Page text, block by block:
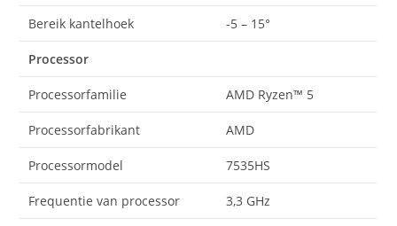
Bereik kantelhoek -5 – 15°
Processor
Processorfamilie AMD Ryzen™ 5
Processorfabrikant AMD
Processormodel 7535HS
Frequentie van processor 3,3 GHz